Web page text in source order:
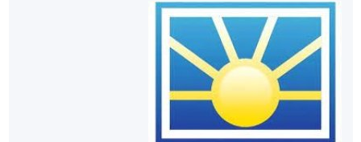
روابط عمومی خبرگزاری گزارش خبر